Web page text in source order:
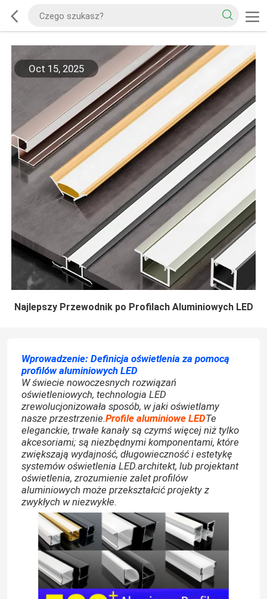
Oct 15, 2025
Najlepszy Przewodnik po Profilach Aluminiowych LED
Wprowadzenie: Definicja oświetlenia za pomocą
profilów aluminiowych LED
W świecie nowoczesnych rozwiązań
oświetleniowych, technologia LED
zrewolucjonizowała sposób, w jaki oświetlamy
nasze przestrzenie.Profile aluminiowe LEDTe
eleganckie, trwałe kanały są czymś więcej niż tylko
akcesoriami; są niezbędnymi komponentami, które
zwiększają wydajność, długowieczność i estetykę
systemów oświetlenia LED.architekt, lub projektant
oświetlenia, zrozumienie zalet profilów
aluminiowych może przekształcić projekty z
zwykłych w niezwykłe.